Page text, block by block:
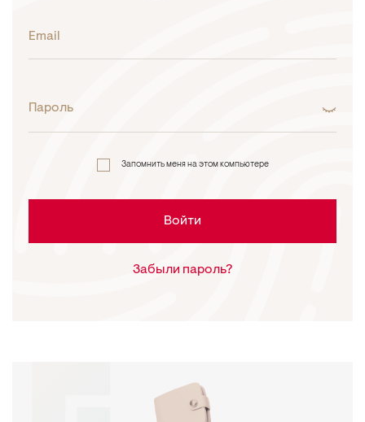
Email
Пароль
Запомнить меня на этом компьютере
Войти
Забыли пароль?